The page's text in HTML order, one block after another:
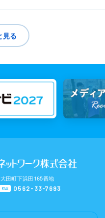
見る
田町下浜田165番地
FAX 0562-33-7693